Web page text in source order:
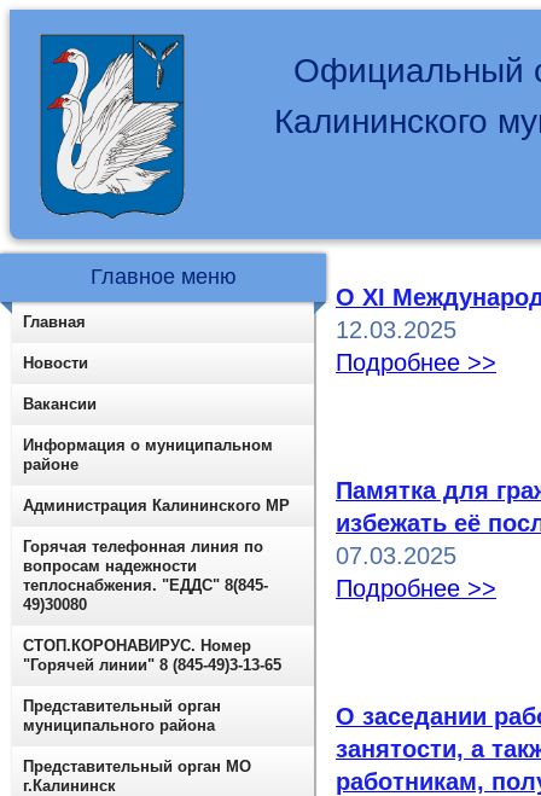
Официальный
Калининского
О XI
12.03.2025
Подробнее >>
Памятка для
избежать её
07.03.2025
Подробнее >>
О заседании
занятости, а
работникам,
Главное меню
Главная
Новости
Вакансии
Информация о муниципальном
районе
Администрация Калининского МР
Горячая телефонная линия по
вопросам надежности
теплоснабжения. "ЕДДС" 8(845-
49)30080
СТОП.КОРОНАВИРУС. Номер
"Горячей линии" 8 (845-49)3-13-65
Представительный орган
муниципального района
Представительный орган МО
г.Калининск